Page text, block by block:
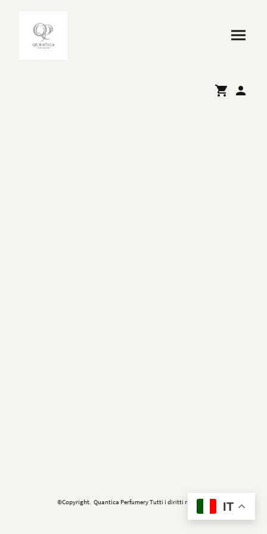
©Copyright. Quantica Perfumery Tutti i diritti riservati. IT